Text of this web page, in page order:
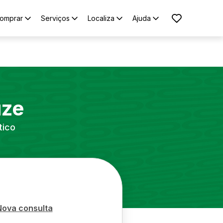
Serviços Localiza Ajuda
consulta